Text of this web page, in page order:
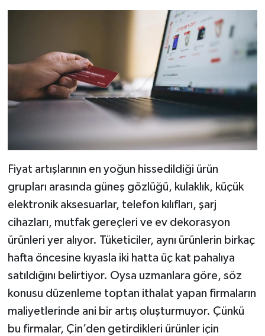
Fiyat artışlarının en yoğun hissedildiği ürün
grupları arasında güneş gözlüğü, kulaklık, küçük
elektronik aksesuarlar, telefon kılıfları, şarj
cihazları, mutfak gereçleri ve ev dekorasyon
ürünleri yer alıyor. Tüketiciler, aynı ürünlerin birkaç
hafta öncesine kıyasla iki hatta üç kat pahalıya
satıldığını belirtiyor. Oysa uzmanlara göre, söz
konusu düzenleme toptan ithalat yapan firmaların
maliyetlerinde ani bir artış oluşturmuyor. Çünkü
bu firmalar, Çin’den getirdikleri ürünler için